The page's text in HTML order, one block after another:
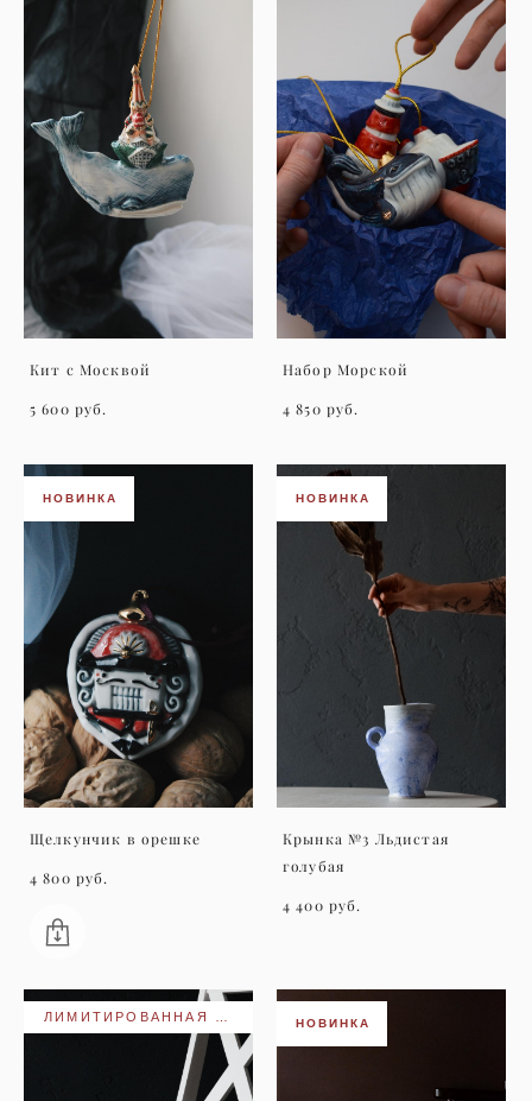
Кит с Москвой
5 600 pуб.
Набор Морской
4 850 pуб.
НОВИНКА
Щелкунчик в орешке
4 800 pуб.
НОВИНКА
Крынка №3 Льдистая
голубая
4 400 pуб.
НОВИНКА